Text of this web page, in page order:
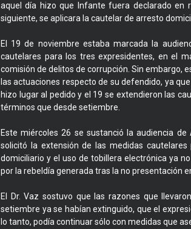
aquel día hizo que Infante fuera declarado en
siguiente, se aplicara la cautelar de arresto
El 19 de noviembre estaba marcada la
cautelares para los tres expresidentes, en el
comisión de delitos de corrupción. Sin embargo,
las actuaciones respecto de su defendido, ya
hizo lugar al pedido y el 19 se extendieron las
términos que desde setiembre.
Este miércoles 26 se sustanció la audiencia
solicitó la extensión de las medidas
domiciliario y el uso de tobillera electrónica ya
por la rebeldía generada tras la no presentación
El Dr. Vaz sostuvo que las razones que
setiembre ya se habían extinguido, que el
lo tanto, podía continuar sólo con medidas que